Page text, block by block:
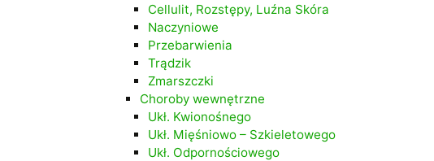
Cellulit, Rozstępy, Luźna Skóra
Naczyniowe
Przebarwienia
Trądzik
Zmarszczki
Choroby wewnętrzne
Ukł. Kwionośnego
Ukł. Mięśniowo – Szkieletowego
Ukł. Odpornościowego